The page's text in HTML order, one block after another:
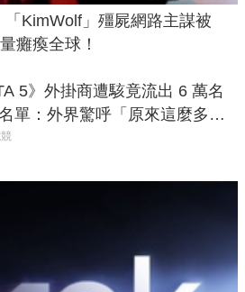
KimWolf」殭屍網路主謀被
癱瘓全球！
5》外掛商遭駭竟流出 6 萬名
單：外界驚呼「原來這麼多人
！」